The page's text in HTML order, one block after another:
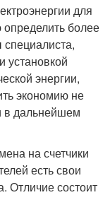
для
более
установкой
энергии,
экономию не
в дальнейшем
на счетчики
есть свои
Отличие состоит